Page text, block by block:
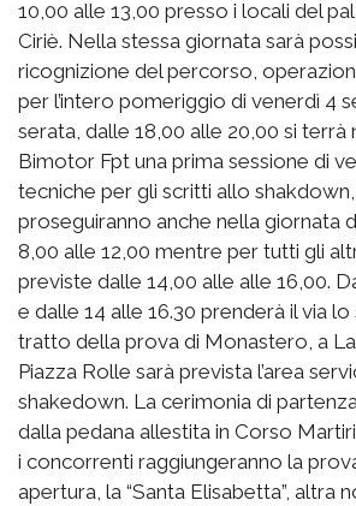
10,00 alle 13,00 presso i locali del
Ciriè. Nella stessa giornata sarà
ricognizione del percorso,
per l’intero pomeriggio di venerdì 4
serata, dalle 18,00 alle 20,00 si terrà
Bimotor Fpt una prima sessione di
tecniche per gli scritti allo
proseguiranno anche nella giornata
8,00 alle 12,00 mentre per tutti gli
previste dalle 14,00 alle alle 16,00.
e dalle 14 alle 16.30 prenderà il via
tratto della prova di Monastero, a
Piazza Rolle sarà prevista l’area
shakedown. La cerimonia di
dalla pedana allestita in Corso
i concorrenti raggiungeranno la
apertura, la “Santa Elisabetta”, altra